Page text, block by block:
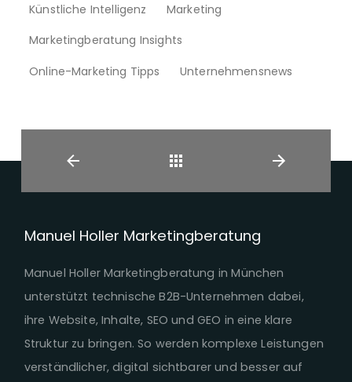
Künstliche Intelligenz
Marketing
Marketingberatung Insights
Online-Marketing Tipps
Unternehmensnews
Manuel Holler Marketingberatung
Manuel Holler Marketingberatung in München
unterstützt technische B2B-Unternehmen dabei,
ihre Website, Inhalte, SEO und GEO in eine klare
Struktur zu bringen. So werden komplexe Leistungen
verständlicher, digital sichtbarer und besser auf